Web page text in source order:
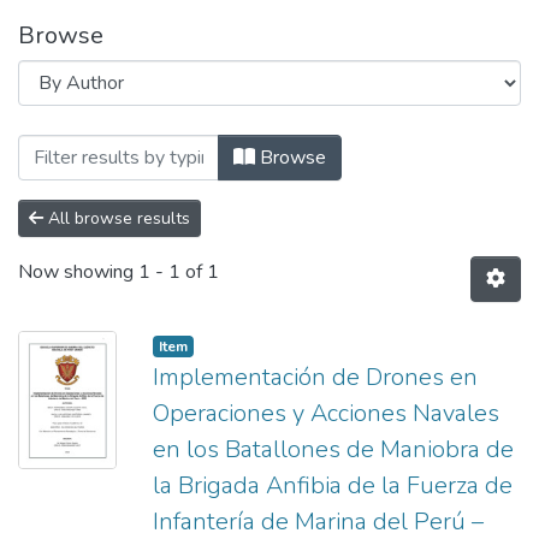
Browse
Browsing Maestría by Author "Acosta
Browse
All browse results
Now showing 1 - 1 of 1
Item
Implementación de Drones en
Operaciones y Acciones Navales
en los Batallones de Maniobra de
la Brigada Anfibia de la Fuerza de
Infantería de Marina del Perú –